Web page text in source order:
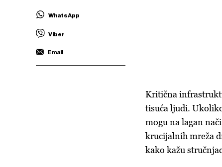
WhatsApp
Viber
Email
Kritična
tisuća ljudi.
mogu na lagan
krucijalnih mreža
kako kažu